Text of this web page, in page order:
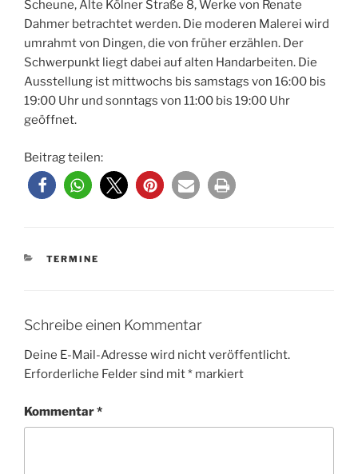
Scheune, Alte Kölner Straße 8, Werke von Renate
Dahmer betrachtet werden. Die moderen Malerei wird
umrahmt von Dingen, die von früher erzählen. Der
Schwerpunkt liegt dabei auf alten Handarbeiten. Die
Ausstellung ist mittwochs bis samstags von 16:00 bis
19:00 Uhr und sonntags von 11:00 bis 19:00 Uhr
geöffnet.
Beitrag teilen:
KATEGORIEN
TERMINE
Schreibe einen Kommentar
Deine E-Mail-Adresse wird nicht veröffentlicht.
Erforderliche Felder sind mit* markiert
Kommentar*